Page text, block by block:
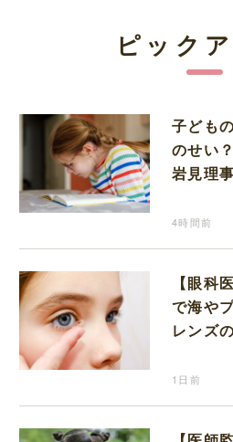
ピック
子ども
のせい
岩見理
4時間前
【眼科
で海や
レンズ
1日前